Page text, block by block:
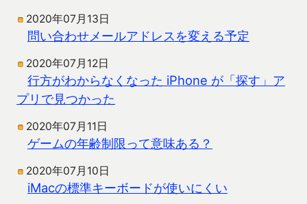
2020年07月13日
問い合わせメールアドレスを変える予定
2020年07月12日
行方がわからなくなった iPhone が「探す」ア
プリで見つかった
2020年07月11日
ゲームの年齢制限って意味ある？
2020年07月10日
iMacの標準キーボードが使いにくい